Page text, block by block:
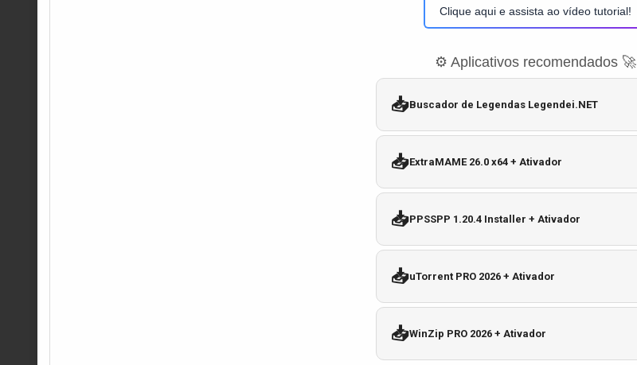
Clique aqui e assista ao vídeo tutorial!
⚙️ Aplicativos recomendados 🚀
📥Buscador de Legendas Legendei.NET
📥ExtraMAME 26.0 x64 + Ativador
📥PPSSPP 1.20.4 Installer + Ativador
📥uTorrent PRO 2026 + Ativador
📥WinZip PRO 2026 + Ativador